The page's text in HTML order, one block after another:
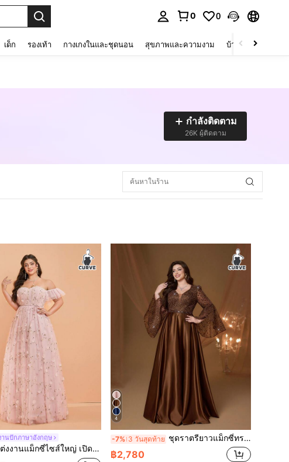
0 0
เด็ก รองเท้า กางเกงในและชุดนอน สุขภาพและความงาม บ้านและที่อยู่อาศัย
กำลังติดตาม
26K ผู้ติดตาม
านปักภาษาอังกฤษ
หญ่ เปิดไหล่ ปักลาย ผ้าตาข่ายจับเดรป ชุดเพื่อนเจ้าสาว สีชมพู สำหรับวันหยุด ฤดูใบไม้ผลิ งานปาร์ตี้ ฤดูใบไม้ร่วง
4
-7% 3 วันสุดท้าย ชุดราตรียาวแม็กซี่ทรงเอไลน์ผ้าซาติน ไซส์ใหญ่ สไตล์หรูหรา สำหรับฤดูร้อน/ฤดูใบไม้ร่วง คอวี แต่งลูกปัดปักลาย แขนบาน สำหรับผู้หญิง เหมาะสำหรับแขกงานแต่งงาน งานพรอม และปาร์ตี้ค่ำคืนเทศกาล
฿2,780